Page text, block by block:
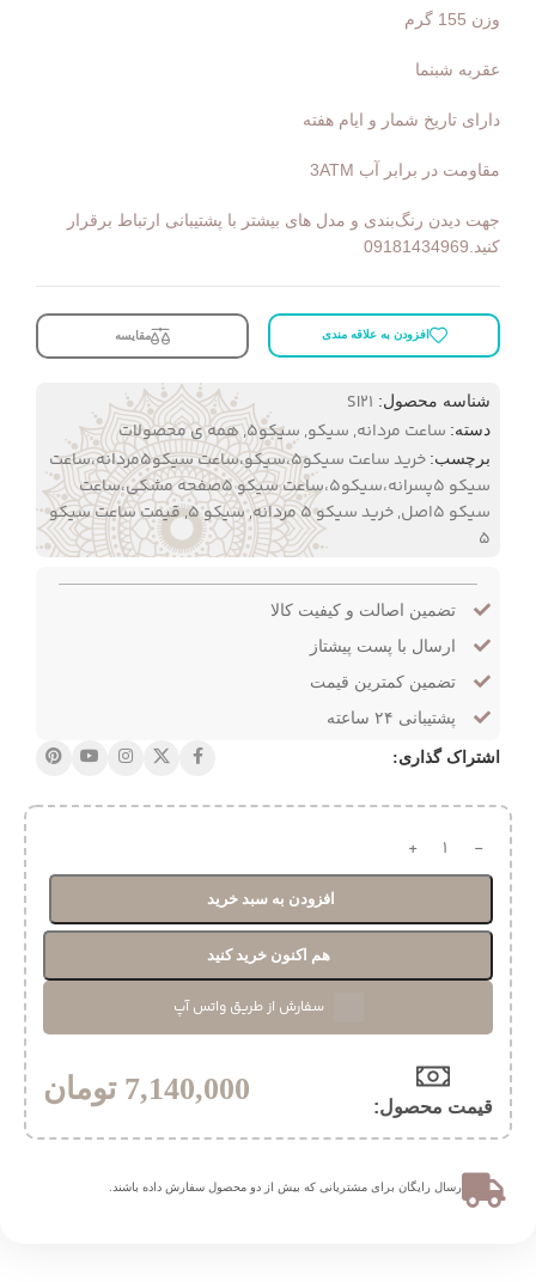
وزن 155 گرم
عقربه شبنما
دارای تاریخ شمار و ایام هفته
مقاومت در برابر آب 3ATM
جهت دیدن رنگ‌بندی و مدل های بیشتر با پشتیبانی ارتباط برقرار
کنید.09181434969
افزودن به علاقه مندی مقایسه
شناسه محصول: SI21
دسته: ساعت مردانه, سیکو, سیکو۵ ,همه ی محصولات
برچسب:
خرید ساعت سیکو5،سیکو،ساعت سیکو5مردانه،ساعت
سیکو 5پسرانه،سیکو5،ساعت سیکو 5صفحه مشکی،ساعت
سیکو 5اصل
,خرید سیکو 5 مردانه ,سیکو ۵ ,قیمت ساعت سیکو
5
تضمین اصالت و کیفیت کالا
ارسال با پست پیشتاز
تضمین کمترین قیمت
پشتیبانی ۲۴ ساعته
اشتراک گذاری:
افزودن به سبد خرید
هم اکنون خرید کنید
سفارش از طریق واتس آپ
قیمت محصول:​ 7,140,000 تومان
ارسال رایگان برای مشتریانی که بیش از دو محصول سفارش داده باشند.​